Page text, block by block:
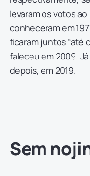
levaram os votos
conheceram em
ficaram juntos “até
faleceu em 2009.
depois, em 2019.
Sem